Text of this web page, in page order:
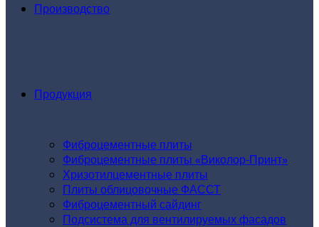
Производство
Продукция
Фиброцементные плиты
Фиброцементные плиты «Виколор-Принт»
Хризотилцементные плиты
Плиты облицовочные ФАССТ
Фиброцементный сайдинг
Подсистема для вентилируемых фасадов